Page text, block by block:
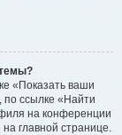
«Показать ваши
по ссылке «Найти
на конференции
главной странице.